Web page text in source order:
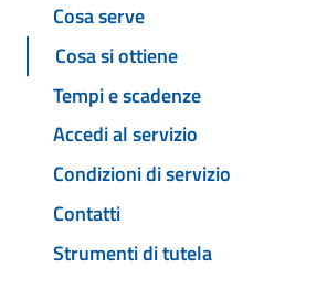
Cosa serve
Cosa si ottiene
Tempi e scadenze
Accedi al servizio
Condizioni di servizio
Contatti
Strumenti di tutela